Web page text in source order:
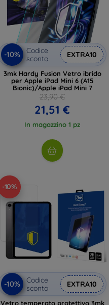
-10%
Codice
sconto
EXTRA10
3mk Hardy Fusion Vetro ibrido
per Apple iPad Mini 6 (A15
Bionic)/Apple iPad Mini 7
23,90 €
21,51 €
In magazzino 1 pz
-10%
-10%
Codice
sconto
EXTRA10
Vetro temperato protettivo 3mk